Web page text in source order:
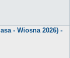
- Wiosna 2026) -